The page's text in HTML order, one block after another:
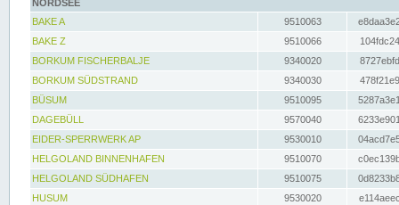
NORDSEE
BAKE A
9510063
BAKE Z
9510066
BORKUM FISCHERBALJE
9340020
BORKUM SÜDSTRAND
9340030
BÜSUM
9510095
DAGEBÜLL
9570040
EIDER-SPERRWERK AP
9530010
HELGOLAND BINNENHAFEN
9510070
HELGOLAND SÜDHAFEN
9510075
HUSUM
9530020